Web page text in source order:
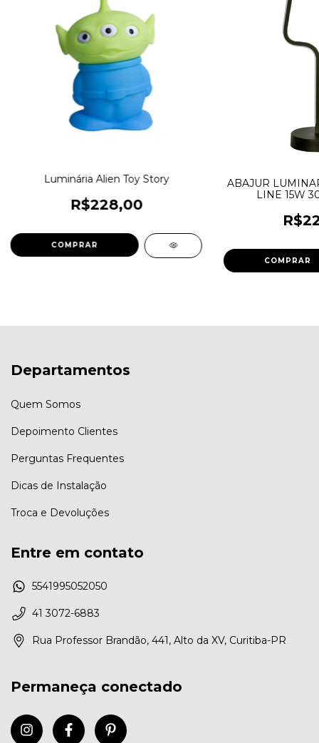
Luminária Alien Toy Story
R$228,00
ABAJUR
LINE 15W
Departamentos
Quem Somos
Depoimento Clientes
Perguntas Frequentes
Dicas de Instalação
Troca e Devoluções
Entre em contato
5541995052050
41 3072-6883
Rua Professor Brandão, 441, Alto da XV, Curitiba-PR
Permaneça conectado